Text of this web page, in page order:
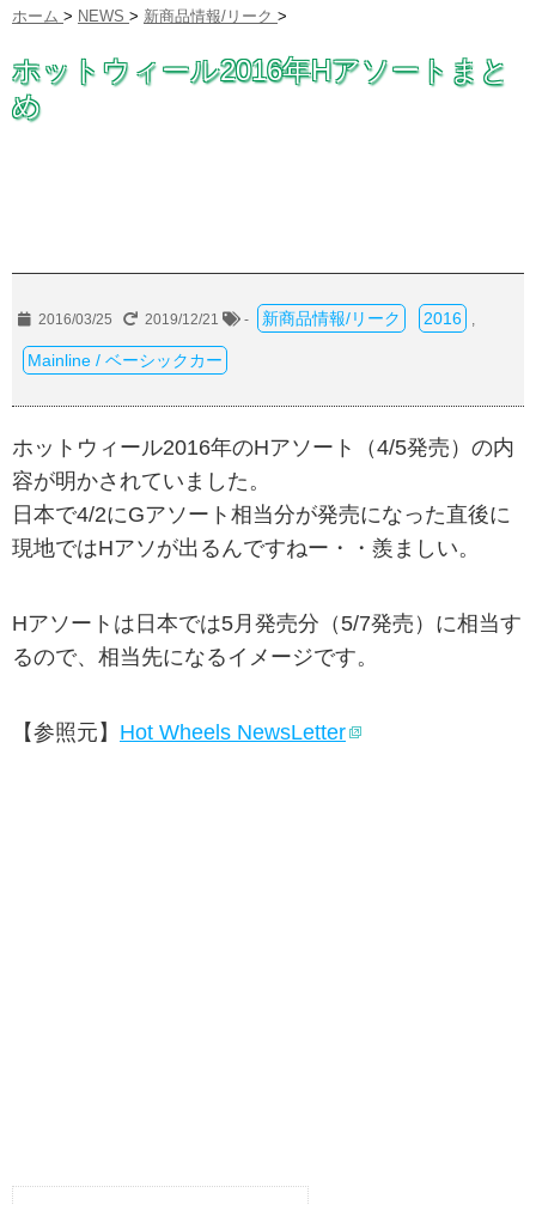
ホーム > NEWS > 新商品情報/リーク >
ホットウィール2016年Hアソートまと
め
2016/03/25 2019/12/21 - 新商品情報/リーク 2016
Mainline / ベーシックカー
ホットウィール2016年のHアソート（4/5発売）の内
容が明かされていました。
日本で4/2にGアソート相当分が発売になった直後に
現地ではHアソが出るんですねー・・羨ましい。
Hアソートは日本では5月発売分（5/7発売）に相当す
るので、相当先になるイメージです。
【参照元】 Hot Wheels NewsLetter